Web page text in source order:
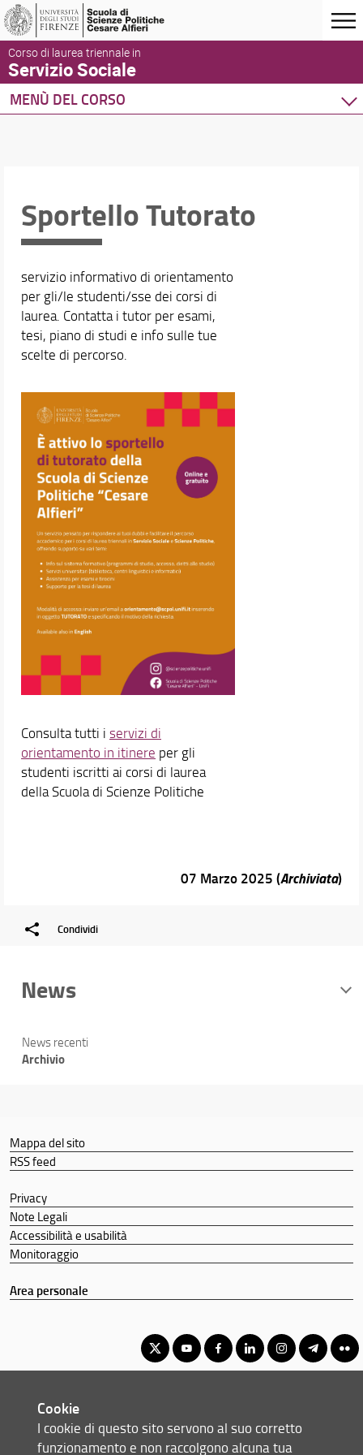
Corso di laurea triennale in
Servizio Sociale
MENÙ DEL CORSO
Docenti
Orario e calendari
Sportello Tutorato
servizio informativo di orientamento
per gli/le studenti/sse dei corsi di
laurea. Contatta i tutor per esami,
tesi, piano di studi e info sulle tue
scelte di percorso.
Consulta tutti i servizi di
orientamento in itinere per gli
studenti iscritti ai corsi di laurea
della Scuola di Scienze Politiche
07 Marzo 2025 (Archiviata)
Condividi
News
News recenti
Archivio
Mappa del sito
RSS feed
Privacy
Note Legali
Accessibilità e usabilità
Monitoraggio
Area personale
© Copyright 2012-2026 Università degli Studi di Firenze UNIFI
P.IVA/Cod.Fis 01279680480
Cookie
I cookie di questo sito servono al suo corretto
funzionamento e non raccolgono alcuna tua